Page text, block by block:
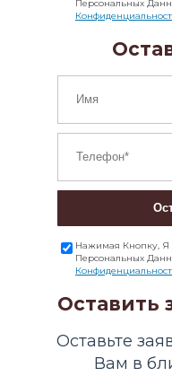
Персональных
Нажимая Кнопку, Я
Персональных
Оставить
Оставьте
Вам в